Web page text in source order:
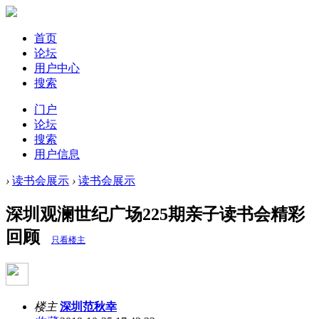
首页
论坛
用户中心
搜索
门户
论坛
搜索
用户信息
› 读书会展示 › 读书会展示
深圳观澜世纪广场225期亲子读书会精彩
回顾
只看楼主
楼主 深圳范秋幸